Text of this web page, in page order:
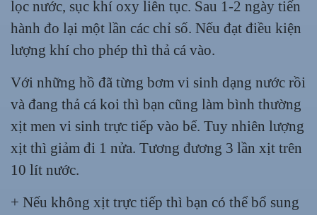
lọc nước, sục khí oxy liên tục. Sau 1-2 ngày tiến
hành đo lại một lần các chỉ số. Nếu đạt điều kiện
lượng khí cho phép thì thả cá vào.
Với những hồ đã từng bơm vi sinh dạng nước rồi
và đang thả cá koi thì bạn cũng làm bình thường
xịt men vi sinh trực tiếp vào bể. Tuy nhiên lượng
xịt thì giảm đi 1 nửa. Tương đương 3 lần xịt trên
10 lít nước.
+ Nếu không xịt trực tiếp thì bạn có thể bổ sung